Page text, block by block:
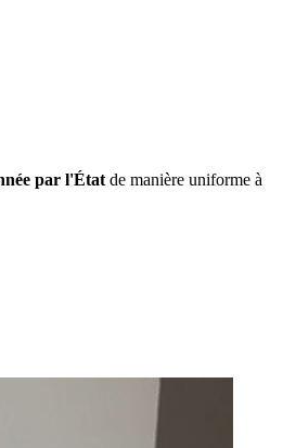
par l'État de manière uniforme à